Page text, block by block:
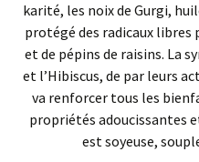
karité, les noix de Gurgi,
protégé des radicaux libres
et de pépins de raisins. La
et l’Hibiscus, de par leurs
va renforcer tous les
propriétés adoucissantes
est soyeuse,